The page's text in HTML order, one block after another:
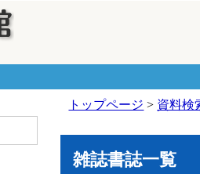
トップページ > 資料検
雑誌書誌一覧